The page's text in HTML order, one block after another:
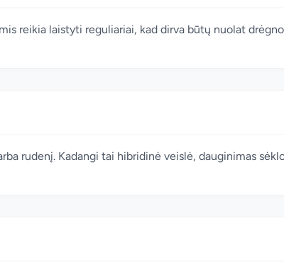
reikia laistyti reguliariai, kad dirva būtų nuolat
rudenį. Kadangi tai hibridinė veislė, dauginimas